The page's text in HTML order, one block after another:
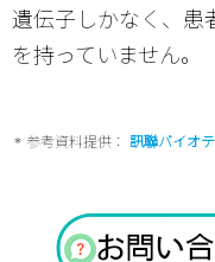
遺伝子しかなく、患
を持っていません。
参考資料提供： 訊聯バイオ